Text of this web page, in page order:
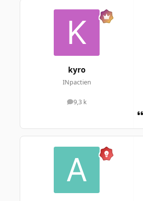
kyro
INpactien
9,3 k
messages